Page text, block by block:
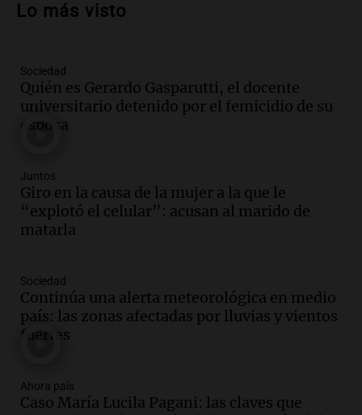
tras fuertes vientos
Audio.
los empresarios del país cree que la
economía mejorará el próximo año
Amamos Argentina
Audio.
oficialismo la explique mejor" sobre la
ley de propiedad privada
Informados al regreso
en Rosario contra la ley de Propiedad
Privada.
Viva la Radio Rosario
Episodios
la ley de Propiedad Privada debatida en
el Senado.
Lo más visto
Sociedad
Quién es Gerardo Gasparutti, el docente
universitario detenido por el femicidio de su
esposa
Juntos
Giro en la causa de la mujer a la que le
“explotó el celular”: acusan al marido de
matarla
Sociedad
Continúa una alerta meteorológica en medio
país: las zonas afectadas por lluvias y vientos
fuertes
Ahora país
Caso María Lucila Pagani: las claves que